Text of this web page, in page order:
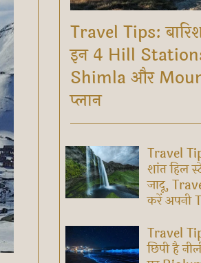
Travel Tips:
इन 4 Hill
Shimla और
प्लान
Travel
शांत हिल
जादू,
करें अपनी
Travel
छिपी है